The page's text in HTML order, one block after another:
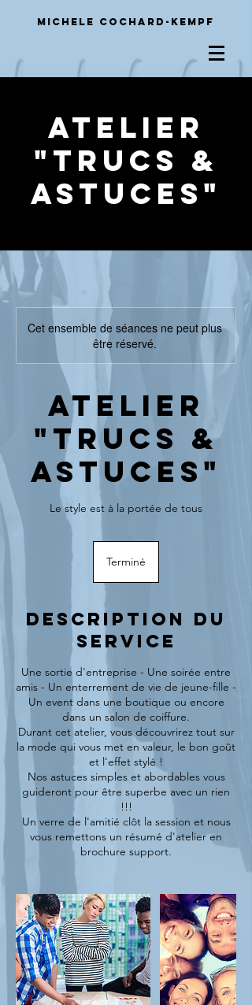
Michele Cochard-Kempf
Atelier
"Trucs &
Astuces"
Cet ensemble de séances ne peut plus
être réservé.
Atelier
"Trucs &
Astuces"
Le style est à la portée de tous
Terminé
n
é
Description du
service
Une sortie d'entreprise - Une soirée entre
amis - Un enterrement de vie de jeune-fille -
Un event dans une boutique ou encore
dans un salon de coiffure.
Durant cet atelier, vous découvrirez tout sur
la mode qui vous met en valeur, le bon goût
et l'effet stylé !
Nos astuces simples et abordables vous
guideront pour être superbe avec un rien
!!!
Un verre de l'amitié clôt la session et nous
vous remettons un résumé d'atelier en
brochure support.